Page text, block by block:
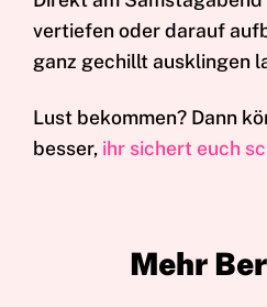
vertiefen oder darauf
ganz gechillt ausklingen
Lust bekommen? Dann
besser, ihr sichert euch
Mehr